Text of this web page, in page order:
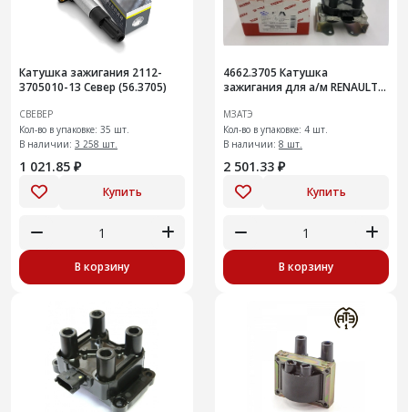
Катушка зажигания 2112-
3705010-13 Север (56.3705)
СВЕВЕР
Кол-во в упаковке: 35 шт.
В наличии: 3 258 шт.
1 021.85 ₽
Купить
В корзину
4662.3705 Катушка
зажигания для а/м RENAULT
1,6 8v (ОЕМ: 7700274008)
МЗАТЭ
Кол-во в упаковке: 4 шт.
В наличии: 8 шт.
2 501.33 ₽
Купить
В корзину